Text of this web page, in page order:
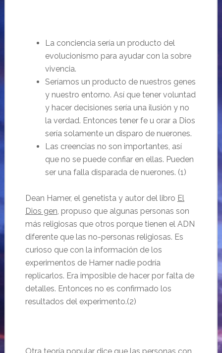
La conciencia sería un producto del
evolucionismo para ayudar con la sobre
vivencia.
Seríamos un producto de nuestros genes
y nuestro entorno. Así que tener voluntad
y hacer decisiones sería una ilusión y no
la verdad. Entonces tener fe u orar a Dios
sería solamente un disparo de nuerones.
Las creencias no son importantes, así
que no se puede confiar en ellas. Pueden
ser una falla disparada de nuerones. (1)
Dean Hamer, el genetista y autor del libro El
Dios gen, propuso que algunas personas son
más religiosas que otros porque tienen el ADN
diferente que las no-personas religiosas. Es
curioso que con la información de los
experimentos de Hamer nadie podría
replicarlos. Era imposible de hacer por falta de
detalles. Entonces no es confirmado los
resultados del experimento.(2)